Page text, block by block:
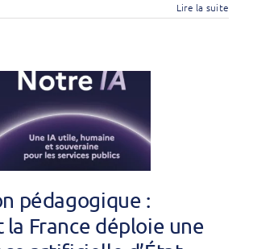
Lire la suite
pédagogique :
la France déploie une